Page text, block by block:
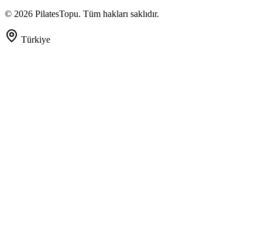
© 2026 PilatesTopu. Tüm hakları saklıdır.
Türkiye